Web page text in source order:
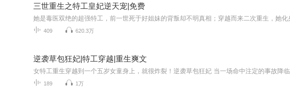
三世重生之特工皇妃逆天宠|免费
409 620.3万
逆袭草包狂妃|特工穿越|重生爽文
189 1万